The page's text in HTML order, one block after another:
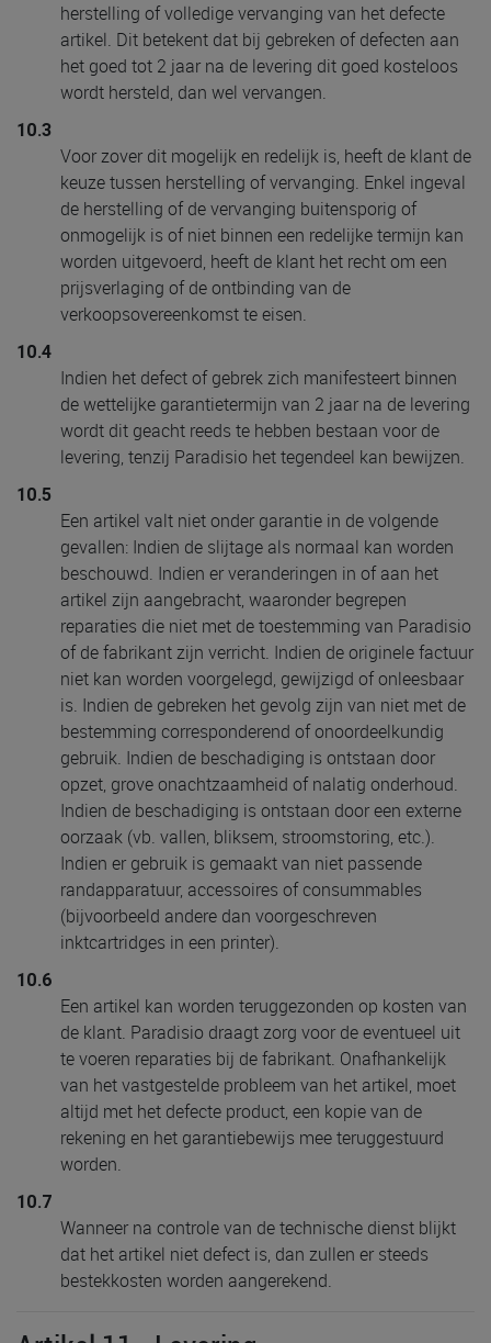
herstelling of volledige vervanging van het defecte
artikel. Dit betekent dat bij gebreken of defecten aan
het goed tot 2 jaar na de levering dit goed kosteloos
wordt hersteld, dan wel vervangen.
10.3
Voor zover dit mogelijk en redelijk is, heeft de klant de
keuze tussen herstelling of vervanging. Enkel ingeval
de herstelling of de vervanging buitensporig of
onmogelijk is of niet binnen een redelijke termijn kan
worden uitgevoerd, heeft de klant het recht om een
prijsverlaging of de ontbinding van de
verkoopsovereenkomst te eisen.
10.4
Indien het defect of gebrek zich manifesteert binnen
de wettelijke garantietermijn van 2 jaar na de levering
wordt dit geacht reeds te hebben bestaan voor de
levering, tenzij Paradisio het tegendeel kan bewijzen.
10.5
Een artikel valt niet onder garantie in de volgende
gevallen: Indien de slijtage als normaal kan worden
beschouwd. Indien er veranderingen in of aan het
artikel zijn aangebracht, waaronder begrepen
reparaties die niet met de toestemming van Paradisio
of de fabrikant zijn verricht. Indien de originele factuur
niet kan worden voorgelegd, gewijzigd of onleesbaar
is. Indien de gebreken het gevolg zijn van niet met de
bestemming corresponderend of onoordeelkundig
gebruik. Indien de beschadiging is ontstaan door
opzet, grove onachtzaamheid of nalatig onderhoud.
Indien de beschadiging is ontstaan door een externe
oorzaak (vb. vallen, bliksem, stroomstoring, etc.).
Indien er gebruik is gemaakt van niet passende
randapparatuur, accessoires of consummables
(bijvoorbeeld andere dan voorgeschreven
inktcartridges in een printer).
10.6
Een artikel kan worden teruggezonden op kosten van
de klant. Paradisio draagt zorg voor de eventueel uit
te voeren reparaties bij de fabrikant. Onafhankelijk
van het vastgestelde probleem van het artikel, moet
altijd met het defecte product, een kopie van de
rekening en het garantiebewijs mee teruggestuurd
worden.
10.7
Wanneer na controle van de technische dienst blijkt
dat het artikel niet defect is, dan zullen er steeds
bestekkosten worden aangerekend.